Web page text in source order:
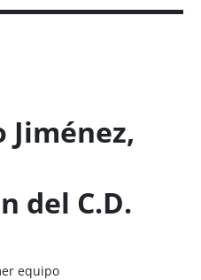
del C.D.
equipo